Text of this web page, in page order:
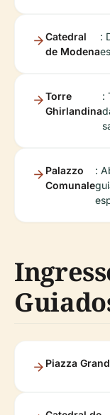
Catedral
de Modena
:
Torre
Ghirlandina
:
Palazzo
Comunale
:
Piazza